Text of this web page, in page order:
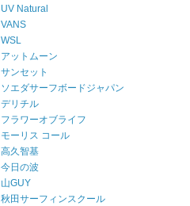
UV Natural
VANS
WSL
アットムーン
サンセット
ソエダサーフボードジャパン
デリチル
フラワーオブライフ
モーリス コール
高久智基
今日の波
山GUY
秋田サーフィンスクール